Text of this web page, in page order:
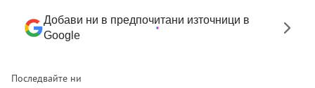
Добави ни в предпочитани източници в
Google
Последвайте ни